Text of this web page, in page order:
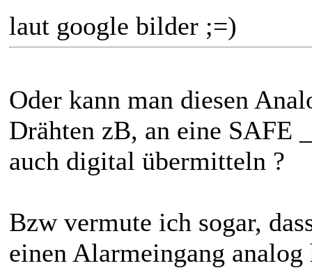
laut google bilder ;=)
Oder kann man diesen
Drähten zB, an eine SAFE
auch digital übermitteln ?
Bzw vermute ich sogar,
einen Alarmeingang